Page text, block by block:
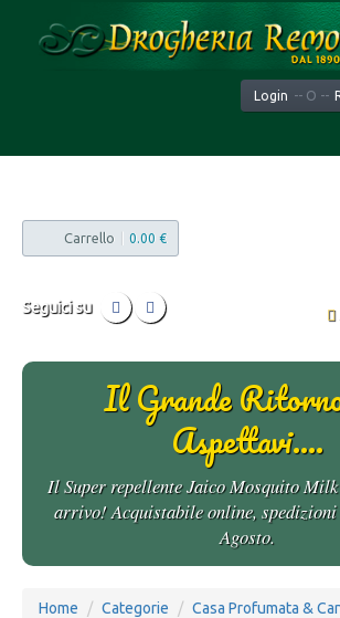
Login -- O --
Carrello 0.00 €
Seguici su
Il Grande
Aspettavi....
Il Super repellente Jaico Mosquito
arrivo! Acquistabile online, spedizioni
Agosto.
Home Categorie
Casa Profumata &